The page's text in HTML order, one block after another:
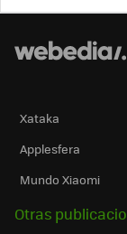
Xataka
Applesfera
Mundo Xiaomi
Otras